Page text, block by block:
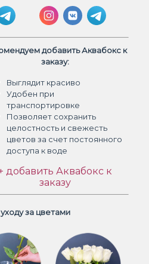
добавить Аквабокс к
заказу:
Выглядит красиво
Удобен при
транспортировке
Позволяет сохранить
целостность и свежесть
цветов за счет постоянного
доступа к воде
добавить Аквабокс к
заказу
за цветами